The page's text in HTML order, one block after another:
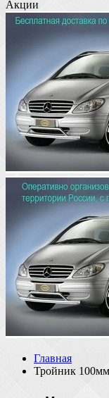
Акции
Главная
Тройник